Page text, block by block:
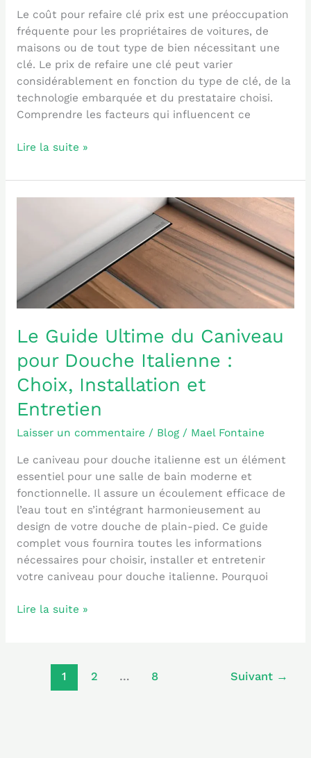
Le coût pour refaire clé prix est une préoccupation
fréquente pour les propriétaires de voitures, de
maisons ou de tout type de bien nécessitant une
clé. Le prix de refaire une clé peut varier
considérablement en fonction du type de clé, de la
technologie embarquée et du prestataire choisi.
Comprendre les facteurs qui influencent ce
Lire la suite »
Le Guide Ultime du Caniveau
pour Douche Italienne :
Choix, Installation et
Entretien
Laisser un commentaire / Blog/ Mael Fontaine
Le caniveau pour douche italienne est un élément
essentiel pour une salle de bain moderne et
fonctionnelle. Il assure un écoulement efficace de
l’eau tout en s’intégrant harmonieusement au
design de votre douche de plain-pied. Ce guide
complet vous fournira toutes les informations
nécessaires pour choisir, installer et entretenir
votre caniveau pour douche italienne. Pourquoi
Caniveau
pour
Douche
Choix,
Installation
et
Entretien
Lire la suite »
1 2 … 8 Suivant →